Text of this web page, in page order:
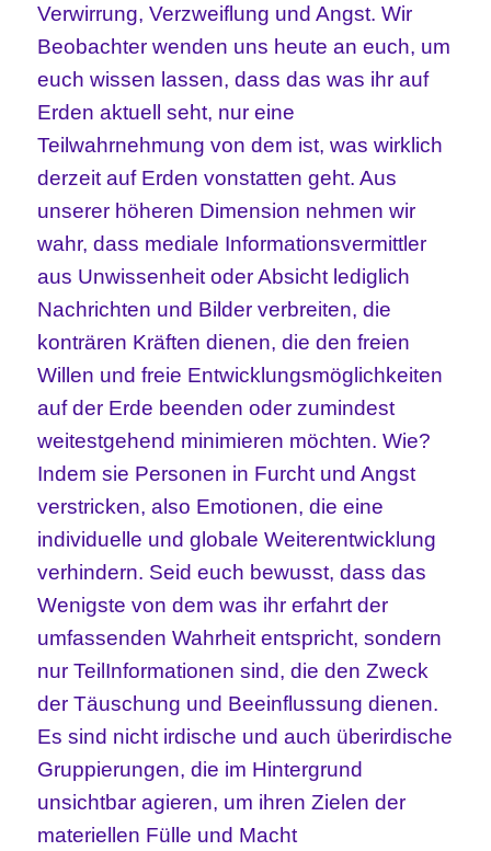
Verwirrung, Verzweiflung und Angst. Wir
Beobachter wenden uns heute an euch, um
euch wissen lassen, dass das was ihr auf
Erden aktuell seht, nur eine
Teilwahrnehmung von dem ist, was wirklich
derzeit auf Erden vonstatten geht. Aus
unserer höheren Dimension nehmen wir
wahr, dass mediale Informationsvermittler
aus Unwissenheit oder Absicht lediglich
Nachrichten und Bilder verbreiten, die
konträren Kräften dienen, die den freien
Willen und freie Entwicklungsmöglichkeiten
auf der Erde beenden oder zumindest
weitestgehend minimieren möchten. Wie?
Indem sie Personen in Furcht und Angst
verstricken, also Emotionen, die eine
individuelle und globale Weiterentwicklung
verhindern. Seid euch bewusst, dass das
Wenigste von dem was ihr erfahrt der
umfassenden Wahrheit entspricht, sondern
nur TeilInformationen sind, die den Zweck
der Täuschung und Beeinflussung dienen.
Es sind nicht irdische und auch überirdische
Gruppierungen, die im Hintergrund
unsichtbar agieren, um ihren Zielen der
materiellen Fülle und Macht